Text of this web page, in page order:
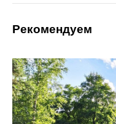
Рекомендуем